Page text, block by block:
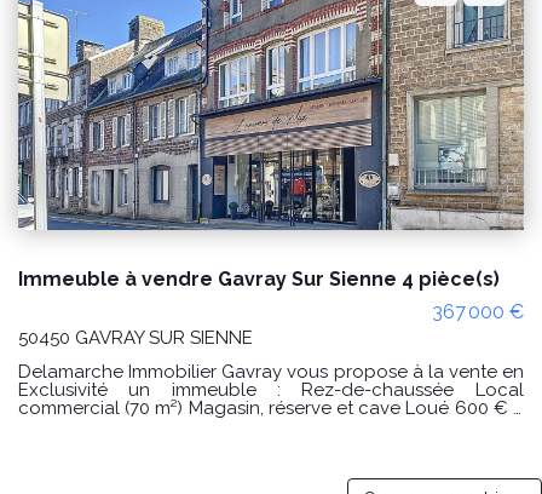
Immeuble à vendre Gavray Sur Sienne 4 pièce(s)
367 000 €
50450 GAVRAY SUR SIENNE
Delamarche Immobilier Gavray vous propose à la vente en
Exclusivité un immeuble : Rez-de-chaussée Local
commercial (70 m²) Magasin, réserve et cave Loué 600 € /
d'eau avec WC, buanderie, 3 chambres, dressing, grenier.